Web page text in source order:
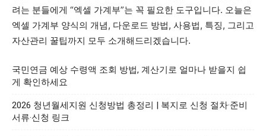
려는 분들에게 “엑셀 가계부”는 꼭 필요한 도구입니다. 오늘은
엑셀 가계부 양식의 개념, 다운로드 방법, 사용법, 특징, 그리고
자산관리 꿀팁까지 모두 소개해드리겠습니다.
국민연금 예상 수령액 조회 방법, 계산기로 얼마나 받을지 쉽
게 확인하세요
2026 청년월세지원 신청방법 총정리 | 복지로 신청 절차·준비
서류·신청 링크